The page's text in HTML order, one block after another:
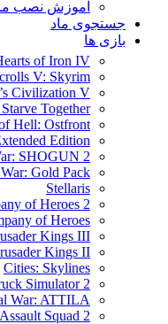
آموزش نصب
جستجوی ماد
بازی ها
of Iron IV
V: Skyrim
Civilization V
Together
Hell: Ostfront
Edition
SHOGUN 2
Gold Pack
Stellaris
of Heroes 2
of Heroes
Kings III
Kings II
Cities: Skylines
Simulator 2
War: ATTILA
Squad 2